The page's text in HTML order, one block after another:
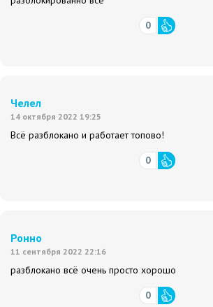
0
Челел
14 октября 2022 19:25
Всё разблокано и работает топово!
0
Ронно
11 сентября 2022 22:16
разблокано всё очень просто хорошо
0